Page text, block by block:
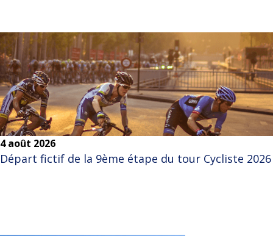
4 août 2026
Départ fictif de la 9ème étape du tour Cycliste 2026